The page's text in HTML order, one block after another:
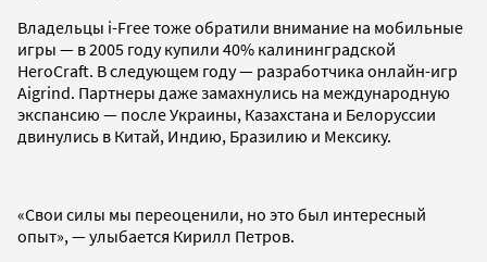
Владельцы i-Free тоже обратили внимание на мобильные
игры — в 2005 году купили 40% калининградской
HeroCraft. В следующем году — разработчика онлайн-игр
Aigrind. Партнеры даже замахнулись на международную
экспансию — после Украины, Казахстана и Белоруссии
двинулись в Китай, Индию, Бразилию и Мексику.
«Свои силы мы переоценили, но это был интересный
опыт», — улыбается Кирилл Петров.